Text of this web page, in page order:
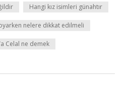
Hangi kız isimleri günahtır
nelere dikkat edilmeli
Celal ne demek